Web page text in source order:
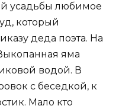
усадьбы любимое
который
деда поэта. На
яма
водой. В
с беседкой, к
Мало кто